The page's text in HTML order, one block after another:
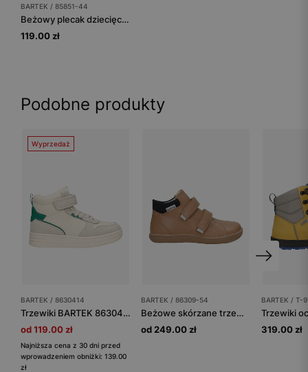
BARTEK / 85851-44
Beżowy plecak dziecięcy z misiem pluszowym 2w1 BARTEK 85851-44
119.00 zł
Podobne produkty
Wyprzedaż
BARTEK / 8630414
Trzewiki BARTEK 86304-14, beżowo-zielony
od 119.00 zł
Najniższa cena z 30 dni przed
wprowadzeniem obniżki: 139.00
zł
BARTEK / 86309-54
Beżowe skórzane trzewiki barefoot BARTEK 86309-54
od 249.00 zł
BARTEK / T-
319.00 zł